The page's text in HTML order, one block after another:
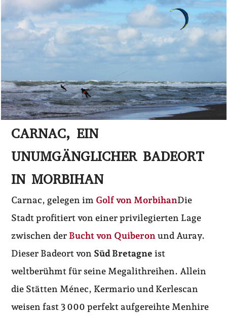
CARNAC, EIN
UNUMGÄNGLICHER BADEORT
IN MORBIHAN
Carnac, gelegen im Golf von MorbihanDie
Stadt profitiert von einer privilegierten Lage
zwischen der Bucht von Quiberon und Auray.
Dieser Badeort von Süd Bretagne ist
weltberühmt für seine Megalithreihen. Allein
die Stätten Ménec, Kermario und Kerlescan
weisen fast 3 000 perfekt aufgereihte Menhire